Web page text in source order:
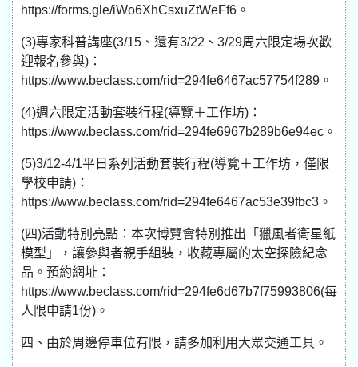
https://forms.gle/iWo6XhCsxuZtWeFf6。
(3)專家科普講座(3/15、還有3/22、3/29周六限定場次歡
迎報名參與)：
https://www.beclass.com/rid=294fe6467ac57754f289。
(4)週六限定活動套裝行程(導覽＋工作坊)：
https://www.beclass.com/rid=294fe6967b289b6e94ec。
(5)3/12-4/1平日系列活動套裝行程(導覽＋工作坊，僅限
學校申請)：
https://www.beclass.com/rid=294fe6467ac53e39fbc3。
(四)活動特別亮點：本次博覽會特別推出「獵風者衛星紙
模型」，讓參與者親手組裝，收藏專屬的太空探險紀念
品。預約網址：
https://www.beclass.com/rid=294fe6d67b7f75993806(每
人限申請1份)。
四、由於周邊停車位有限，請多加利用大眾交通工具。